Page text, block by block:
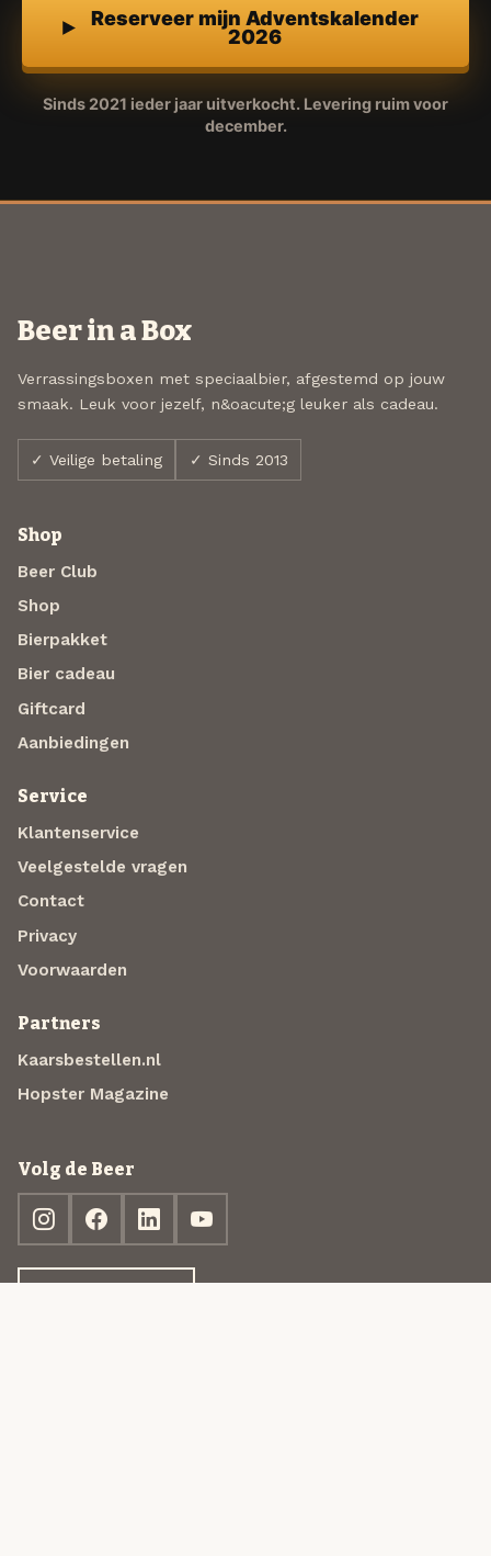
Reserveer mijn Adventskalender
2026
Sinds 2021 ieder jaar uitverkocht. Levering ruim voor
december.
Beer in a Box
Verrassingsboxen met speciaalbier, afgestemd op jouw
smaak. Leuk voor jezelf, n&oacute;g leuker als cadeau.
✓ Veilige betaling ✓ Sinds 2013
Shop
Beer Club
Shop
Bierpakket
Bier cadeau
Giftcard
Aanbiedingen
Service
Klantenservice
Veelgestelde vragen
Contact
Privacy
Voorwaarden
Partners
Kaarsbestellen.nl
Hopster Magazine
Volg de Beer